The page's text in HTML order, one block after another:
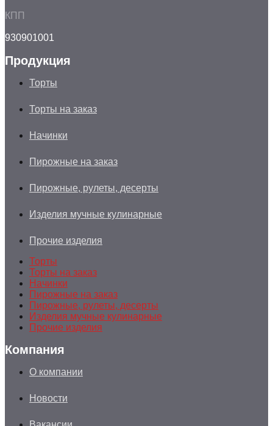
КПП
930901001
Продукция
Торты
Торты на заказ
Начинки
Пирожные на заказ
Пирожные, рулеты, десерты
Изделия мучные кулинарные
Прочие изделия
Торты
Торты на заказ
Начинки
Пирожные на заказ
Пирожные, рулеты, десерты
Изделия мучные кулинарные
Прочие изделия
Компания
О компании
Новости